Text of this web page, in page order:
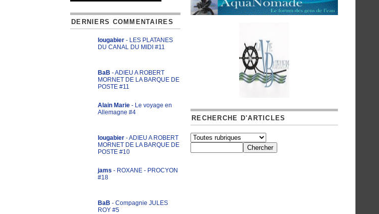
DERNIERS COMMENTAIRES
lougabier - LES PLATANES
DU CANAL DU MIDI #11
BaB - ADIEU A ROBERT
MORNET DE LA BARQUE DE
POSTE #11
Alain Marie - Le voyage en
Allemagne #4
lougabier - ADIEU A ROBERT
MORNET DE LA BARQUE DE
POSTE #10
jams - ROXANE - PROCYON
#18
BaB - Compagnie JULES
ROY #5
RECHERCHE D'ARTICLES